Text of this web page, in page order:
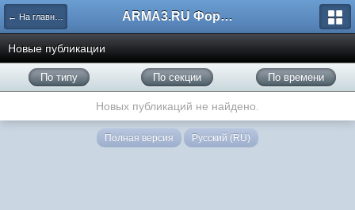
← На главную ARMA3.RU Форум
Новые публикации
По типу По секции По времени
Новых публикаций не найдено.
Полная версия Русский (RU)